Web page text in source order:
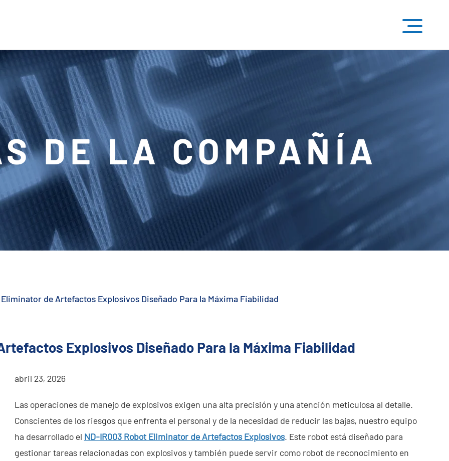
DE LA COMPAÑÍA
de Artefactos Explosivos Diseñado Para la Máxima Fiabilidad
Explosivos Diseñado Para la Máxima Fiabilidad
abril 23, 2026
Las operaciones de manejo de explosivos exigen una alta precisión y una atención meticulosa al detalle.
Conscientes de los riesgos que enfrenta el personal y de la necesidad de reducir las bajas, nuestro equipo
ha desarrollado el ND-IR003 Robot Eliminator de Artefactos Explosivos. Este robot está diseñado para
gestionar tareas relacionadas con explosivos y también puede servir como robot de reconocimiento en